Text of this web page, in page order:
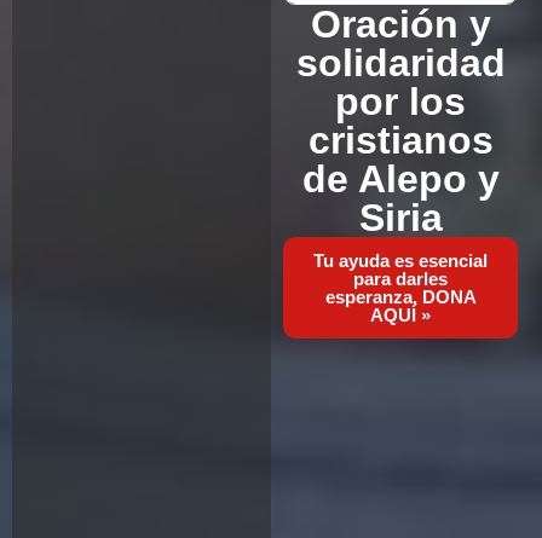
Oración y
solidaridad
por los
cristianos
de Alepo y
Siria
Tu ayuda es esencial
para darles
esperanza. DONA
AQUÍ »